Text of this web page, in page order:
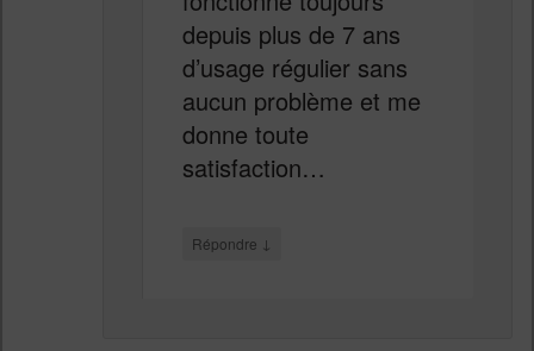
depuis plus de 7 ans
d’usage régulier sans
aucun problème et me
donne toute
satisfaction…
Répondre ↓